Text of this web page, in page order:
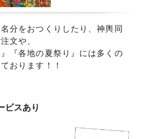
分をおつくりしたり、神輿同
文や、
『各地の夏祭り』には多くの
おります！！
ビスあり